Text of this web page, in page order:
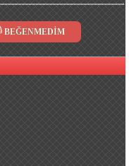
BEĞENMEDİM